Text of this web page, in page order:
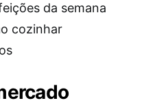
da semana
cozinhar